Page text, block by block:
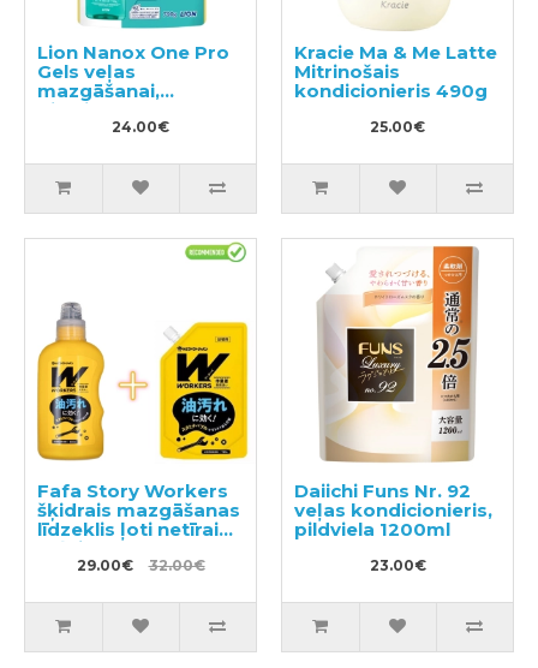
Lion Nanox One Pro
Gels veļas
mazgāšanai,
pildviela 790g
24.00€
Kracie Ma & Me Latte
Mitrinošais
kondicionieris 490g
25.00€
Fafa Story Workers
šķidrais mazgāšanas
līdzeklis ļoti netīrai
veļai un darba
apģērbam 800ml +
29.00€ 32.00€
Daiichi Funs Nr. 92
veļas kondicionieris,
pildviela 1200ml
23.00€